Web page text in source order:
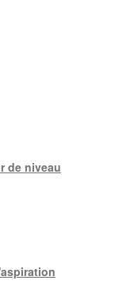
de niveau